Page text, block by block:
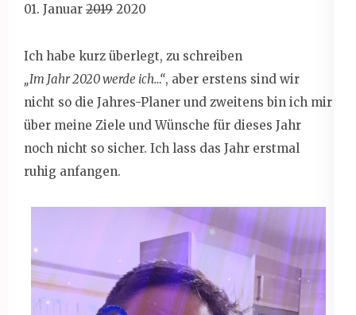
01. Januar 2019 2020
Ich habe kurz überlegt, zu schreiben
„Im Jahr 2020 werde ich…“, aber erstens sind wir
nicht so die Jahres-Planer und zweitens bin ich mir
über meine Ziele und Wünsche für dieses Jahr
noch nicht so sicher. Ich lass das Jahr erstmal
ruhig anfangen.